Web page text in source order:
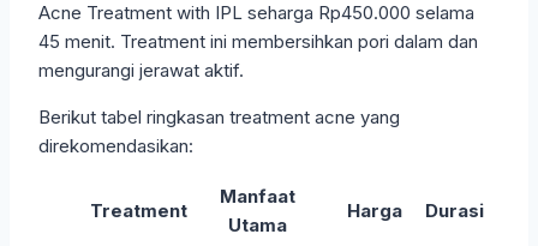
Acne Treatment with IPL seharga Rp450.000 selama
45 menit. Treatment ini membersihkan pori dalam dan
mengurangi jerawat aktif.
Berikut tabel ringkasan treatment acne yang
direkomendasikan:
Treatment
Manfaat
Utama
Harga Durasi